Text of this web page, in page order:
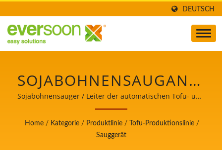
DEUTSCH
/ LEITER DER
AUTOMATISCHEN
TOFU- UND
Sojabohnensauger / Leiter der automatischen Tofu- und
Sojamilchherstellungsmaschinen mit oberster Priorität
für Lebensmittelsicherheit.
Home / Kategorie / Produktlinie / Tofu-Produktionslinie /
Sauggerät